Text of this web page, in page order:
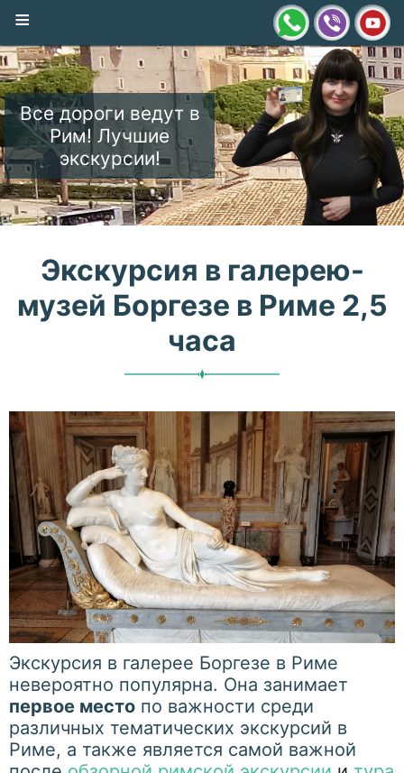
Все дороги ведут в
Рим! Лучшие
экскурсии!
≡
Экскурсия в галерею-
музей Боргезе в Риме 2,5
часа
Экскурсия в галерее Боргезе в Риме
невероятно популярна. Она занимает
первое место по важности среди
различных тематических экскурсий в
Риме, а также является самой важной